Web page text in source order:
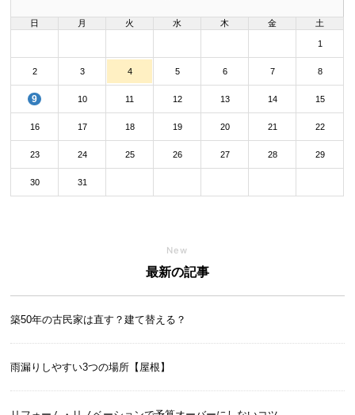
日 月 火 水 木 金 土
1
2 3 4 5 6 7 8
9 10 11 12 13 14 15
16 17 18 19 20 21 22
23 24 25 26 27 28 29
30 31
New
最新の記事
築50年の古民家は直す？建て替える？
雨漏りしやすい3つの場所【屋根】